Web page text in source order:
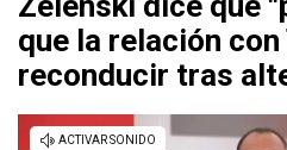
que la relación
reconducir tras